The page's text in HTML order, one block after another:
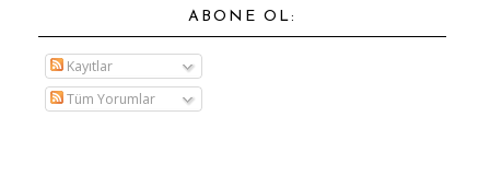
ABONE OL:
Kayıtlar
Tüm Yorumlar